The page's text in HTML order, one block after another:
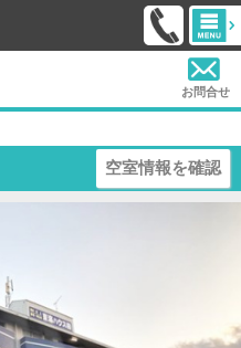
お問合せ
空室情報を確認